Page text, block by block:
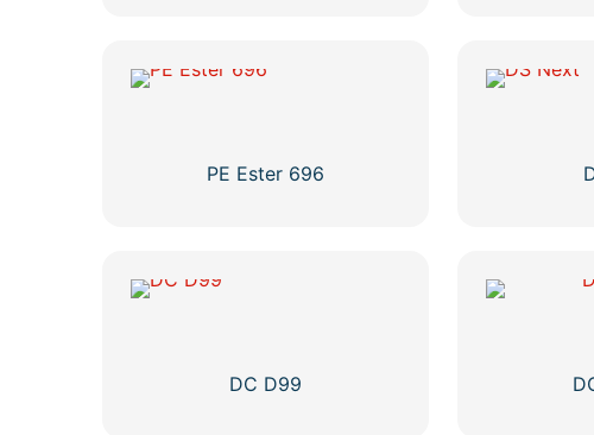
PE Ester 696
DC D99